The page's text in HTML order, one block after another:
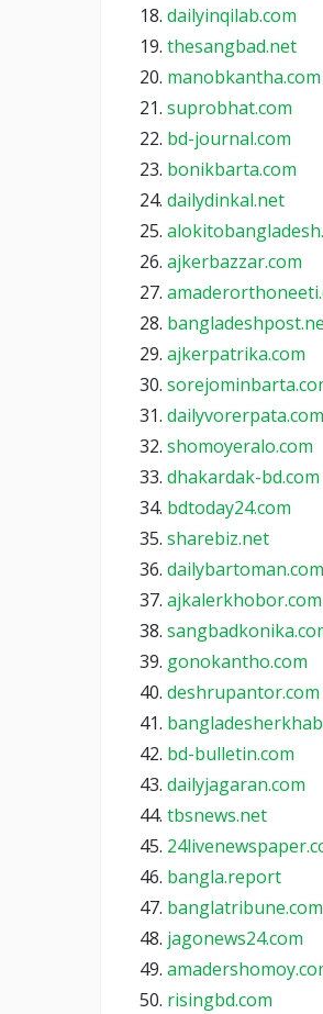
dailyinqilab.com
thesangbad.net
manobkantha.com
suprobhat.com
bd-journal.com
bonikbarta.com
dailydinkal.net
ajkerbazzar.com
ajkerpatrika.com
dailyvorerpata.com
shomoyeralo.com
dhakardak-bd.com
bdtoday24.com
sharebiz.net
dailybartoman.com
ajkalerkhobor.com
gonokantho.com
deshrupantor.com
bd-bulletin.com
dailyjagaran.com
tbsnews.net
bangla.report
banglatribune.com
jagonews24.com
risingbd.com